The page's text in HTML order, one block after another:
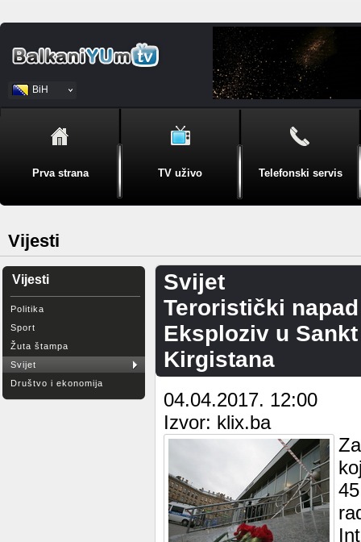
BiH
Srpski
Prva strana TV uživo Telefonski servis
Vijesti
Vijesti
Politika
Sport
Žuta štampa
Svijet
Društvo i ekonomija
Svijet
Teroristički napad
Eksploziv u
Kirgistana
04.04.2017. 12:00
Izvor: klix.ba